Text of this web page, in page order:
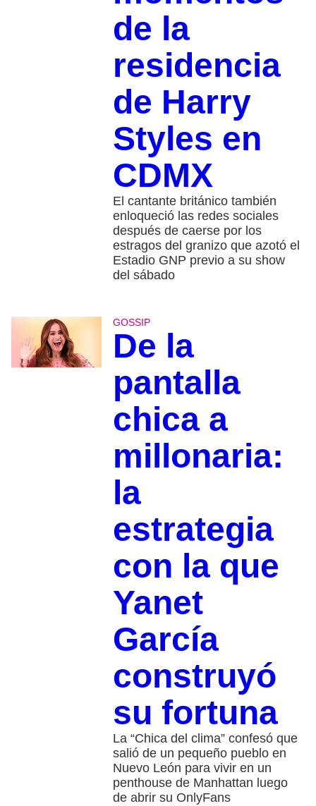
de la
residencia
de Harry
Styles en
CDMX
El cantante británico también
enloqueció las redes sociales
después de caerse por los
estragos del granizo que azotó el
Estadio GNP previo a su show
del sábado
GOSSIP
De la
pantalla
chica a
millonaria:
la
estrategia
con la que
Yanet
García
construyó
su fortuna
La “Chica del clima” confesó que
salió de un pequeño pueblo en
Nuevo León para vivir en un
penthouse de Manhattan luego
de abrir su OnlyFans